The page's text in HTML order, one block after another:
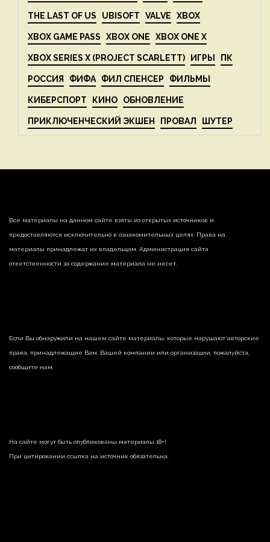
THE LAST OF US UBISOFT VALVE XBOX
XBOX GAME PASS XBOX ONE XBOX ONE X
XBOX SERIES X (PROJECT SCARLETT) ИГРЫ ПК
РОССИЯ ФИФА ФИЛ СПЕНСЕР ФИЛЬМЫ
КИБЕРСПОРТ КИНО ОБНОВЛЕНИЕ
ПРИКЛЮЧЕНЧЕСКИЙ ЭКШЕН ПРОВАЛ ШУТЕР
Все материалы на данном сайте взяты из открытых источников и
предоставляются исключительно в ознакомительных целях. Права на
материалы принадлежат их владельцам. Администрация сайта
ответственности за содержание материала не несет.
Если Вы обнаружили на нашем сайте материалы, которые нарушают авторские
права, принадлежащие Вам, Вашей компании или организации, пожалуйста,
сообщите нам.
На сайте могут быть опубликованы материалы 18+!
При цитировании ссылка на источник обязательна.